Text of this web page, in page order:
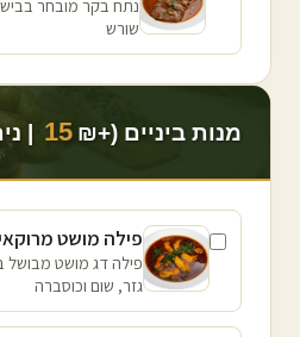
נתח בקר מובחר
שורש
מנות ביניים (+₪ 15
|
פילה מושט
פילה דג מושט מבושל
גזר, שום וכוסברה